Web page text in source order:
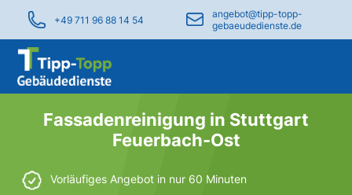
+49 711 96 88 14 54
angebot@tipp-topp-
gebaeudedienste.de
Fassadenreinigung in Stuttgart
Feuerbach-Ost
Vorläufiges Angebot in nur 60 Minuten